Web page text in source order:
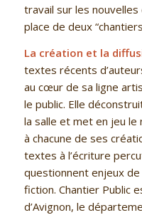
travail sur les
place de deux
La création et la
textes récents
au cœur de sa ligne
le public. Elle
la salle et met en jeu
à chacune de ses
textes à l’écriture
questionnent enjeux
fiction. Chantier Public
d’Avignon, le